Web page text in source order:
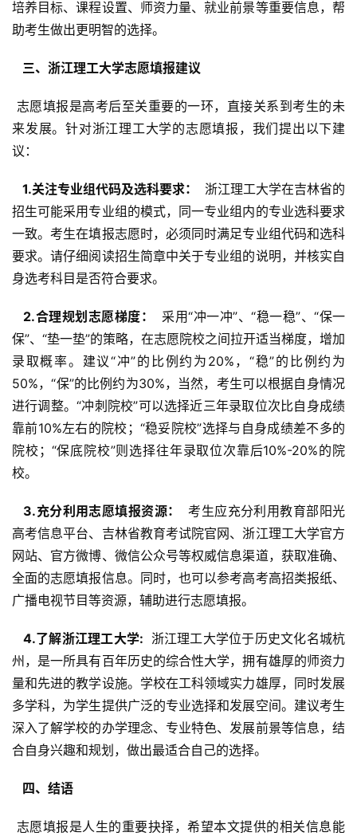
培养目标、课程设置、师资力量、就业前景等重要信息，帮
助考生做出更明智的选择。
  三、浙江理工大学志愿填报建议
来发展。针对浙江理工大学的志愿填报，我们提出以下建
议：
  1.关注专业组代码及选科要求：
浙江理工大学在吉林省的
招生可能采用专业组的模式，同一专业组内的专业选科要求
一致。考生在填报志愿时，必须同时满足专业组代码和选科
要求。请仔细阅读招生简章中关于专业组的说明，并核实自
身选考科目是否符合要求。
  2.合理规划志愿梯度：
采用“冲一冲”、“稳一稳”、“保一
保”、“垫一垫”的策略，在志愿院校之间拉开适当梯度，增加
录取概率。建议“冲”的比例约为20%，“稳”的比例约为
50%，“保”的比例约为30%，当然，考生可以根据自身情况
进行调整。“冲刺院校”可以选择近三年录取位次比自身成绩
靠前10%左右的院校；“稳妥院校”选择与自身成绩差不多的
院校；“保底院校”则选择往年录取位次靠后10%-20%的院
校。
  3.充分利用志愿填报资源：
考生应充分利用教育部阳光
高考信息平台、吉林省教育考试院官网、浙江理工大学官方
网站、官方微博、微信公众号等权威信息渠道，获取准确、
全面的志愿填报信息。同时，也可以参考高考高招类报纸、
广播电视节目等资源，辅助进行志愿填报。
  4.了解浙江理工大学:
浙江理工大学位于历史文化名城杭
州，是一所具有百年历史的综合性大学，拥有雄厚的师资力
量和先进的教学设施。学校在工科领域实力雄厚，同时发展
多学科，为学生提供广泛的专业选择和发展空间。建议考生
深入了解学校的办学理念、专业特色、发展前景等信息，结
合自身兴趣和规划，做出最适合自己的选择。
  四、结语